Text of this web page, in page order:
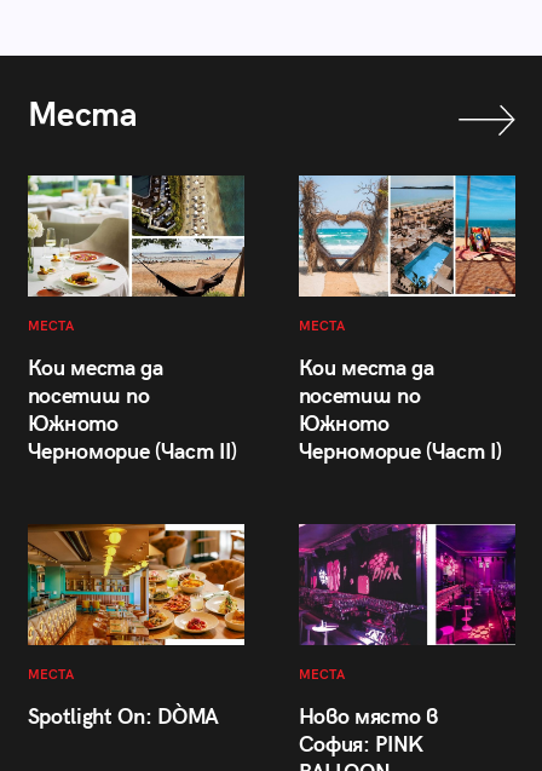
Места
МЕСТА
Кои места да
посетиш по
Южното
Черноморие (Част II)
МЕСТА
Кои места да
посетиш по
Южното
Черноморие (Част I)
МЕСТА
Spotlight On: DÒMA
МЕСТА
Ново място в
София: PINK